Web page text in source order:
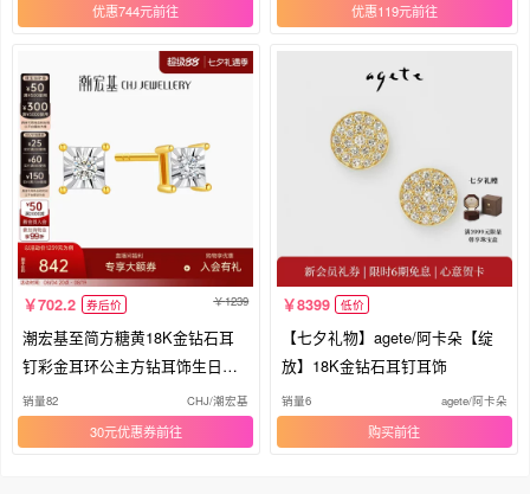
优惠744元 优惠119元
702.2 券后价 1239
潮宏基至简方糖黄18K金钻石耳
钉彩金耳环公主方钻耳饰生日单
只
销量82 CHJ/潮宏基
30元优惠券
8399 低价
【七夕礼物】agete/阿卡朵【绽
放】18K金钻石耳钉耳饰
销量6 agete/阿卡朵
购买